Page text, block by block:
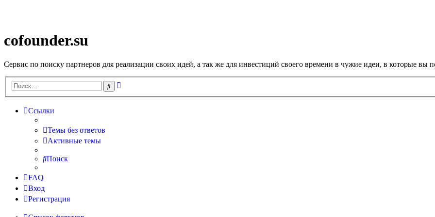
cofounder.su
Сервис по поиску партнеров для реализации своих идей, а так же для инвестиций своего времени в чужие идеи, в которые вы
Поиск
Ссылки
Темы без ответов
Активные темы
Поиск
FAQ
Вход
Регистрация